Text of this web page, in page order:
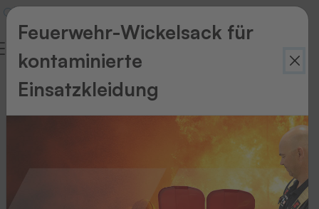
Zurück
Feuerwehr-Wickelsack für
kontaminierte
Einsatzkleidung